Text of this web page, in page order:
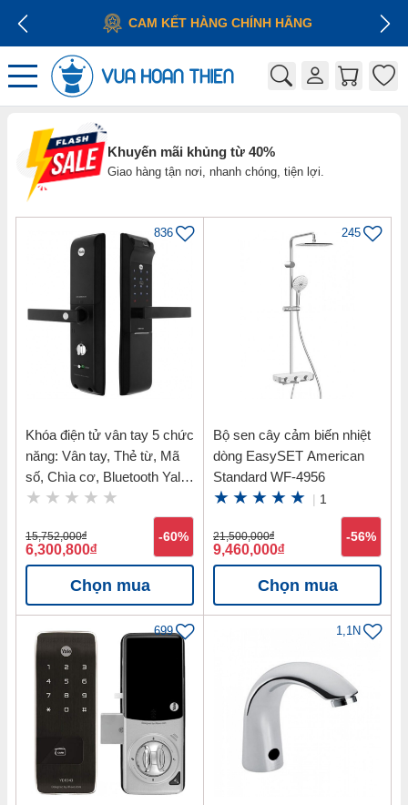
CAM KẾT HÀNG CHÍNH HÃNG
Khuyến mãi khủng từ 40%
Giao hàng tận nơi, nhanh chóng, tiện lợi.
836
Khóa điện tử vân tay 5 chức
năng: Vân tay, Thẻ từ, Mã
số, Chìa cơ, Bluetooth Yale
YDM7116 MB
15,752,000đ
6,300,800đ
-60%
Chọn mua
245
Bộ sen cây cảm biến nhiệt
dòng EasySET American
Standard WF-4956
| 1
21,500,000đ
9,460,000đ
-56%
Chọn mua
699 1,1N